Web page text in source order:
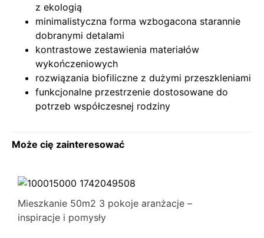
z ekologią
minimalistyczna forma wzbogacona starannie
dobranymi detalami
kontrastowe zestawienia materiałów
wykończeniowych
rozwiązania biofiliczne z dużymi przeszkleniami
funkcjonalne przestrzenie dostosowane do
potrzeb współczesnej rodziny
Może cię zainteresować
Mieszkanie 50m2 3 pokoje aranżacje –
inspiracje i pomysły